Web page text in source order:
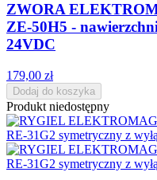
ZWORA
ZE-50H5 -
24VDC
179,00 zł
Dodaj do koszyka
Produkt niedostępny